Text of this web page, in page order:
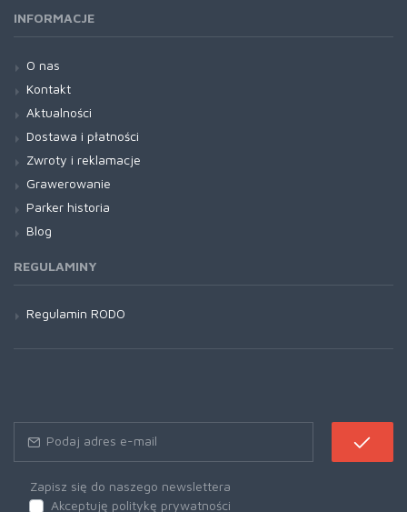
INFORMACJE
O nas
Kontakt
Aktualności
Dostawa i płatności
Zwroty i reklamacje
Grawerowanie
Parker historia
Blog
REGULAMINY
Regulamin RODO
Zapisz się do naszego newslettera
Akceptuję politykę prywatności